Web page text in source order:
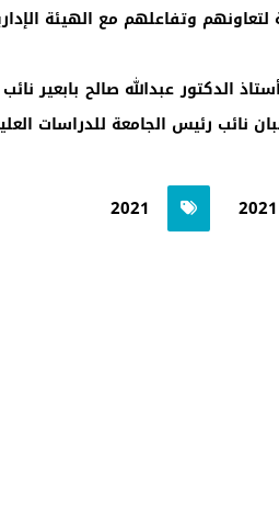
لتعاونهم وتفاعلهم مع الهيئة
الدكتور عبدالله صالح بابعير
نائب رئيس الجامعة للدراسات
2021